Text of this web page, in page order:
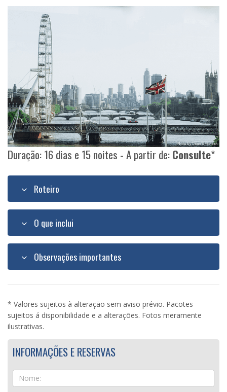
Duração: 16 dias e 15 noites - A partir de:Consulte*
Roteiro
O que inclui
Observações importantes
* Valores sujeitos à alteração sem aviso prévio. Pacotes
sujeitos á disponibilidade e a alterações. Fotos meramente
ilustrativas.
INFORMAÇÕES E RESERVAS